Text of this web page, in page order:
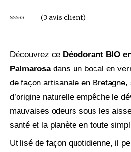
(3 avis client)
Découvrez ce Déodorant BIO
Palmarosadans un bocal en
de façon artisanale en Bretagne,
d’origine naturelle empêche le
mauvaises odeurs sous les
santé et la planète en toute
Utilisé de façon quotidienne, il